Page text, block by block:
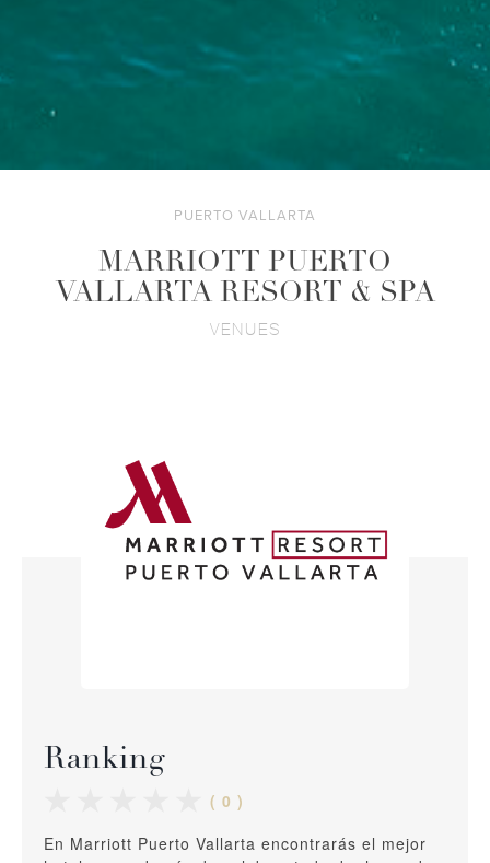
PUERTO VALLARTA
MARRIOTT PUERTO
VALLARTA RESORT & SPA
VENUES
Ranking
( 0 )
En Marriott Puerto Vallarta encontrarás el mejor